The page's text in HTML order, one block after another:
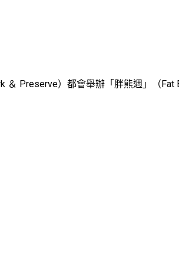
＆ Preserve）都會舉辦「胖熊週」（Fat